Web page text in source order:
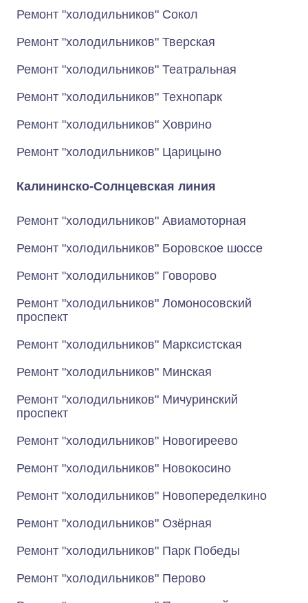
Ремонт "холодильников" Сокол
Ремонт "холодильников" Тверская
Ремонт "холодильников" Театральная
Ремонт "холодильников" Технопарк
Ремонт "холодильников" Ховрино
Ремонт "холодильников" Царицыно
Калининско-Солнцевская линия
Ремонт "холодильников" Авиамоторная
Ремонт "холодильников" Боровское шоссе
Ремонт "холодильников" Говорово
Ремонт "холодильников" Ломоносовский
проспект
Ремонт "холодильников" Марксистская
Ремонт "холодильников" Минская
Ремонт "холодильников" Мичуринский
проспект
Ремонт "холодильников" Новогиреево
Ремонт "холодильников" Новокосино
Ремонт "холодильников" Новопеределкино
Ремонт "холодильников" Озёрная
Ремонт "холодильников" Парк Победы
Ремонт "холодильников" Перово